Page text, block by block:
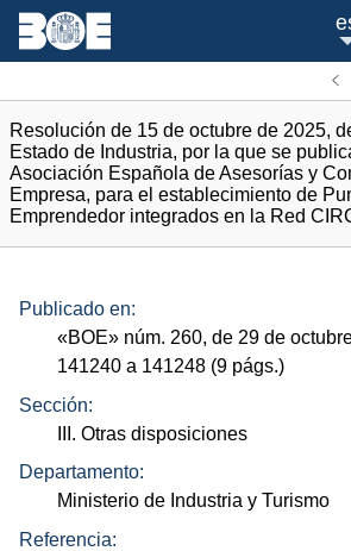
Resolución de 15 de octubre de 2025,
Estado de Industria, por la que se
Asociación Española de Asesorías y
Empresa, para el establecimiento de
Emprendedor integrados en la Red
Publicado en:
«BOE» núm. 260, de 29 de
141240 a 141248 (9 págs.)
Sección:
III. Otras disposiciones
Departamento:
Ministerio de Industria y Turismo
Referencia: